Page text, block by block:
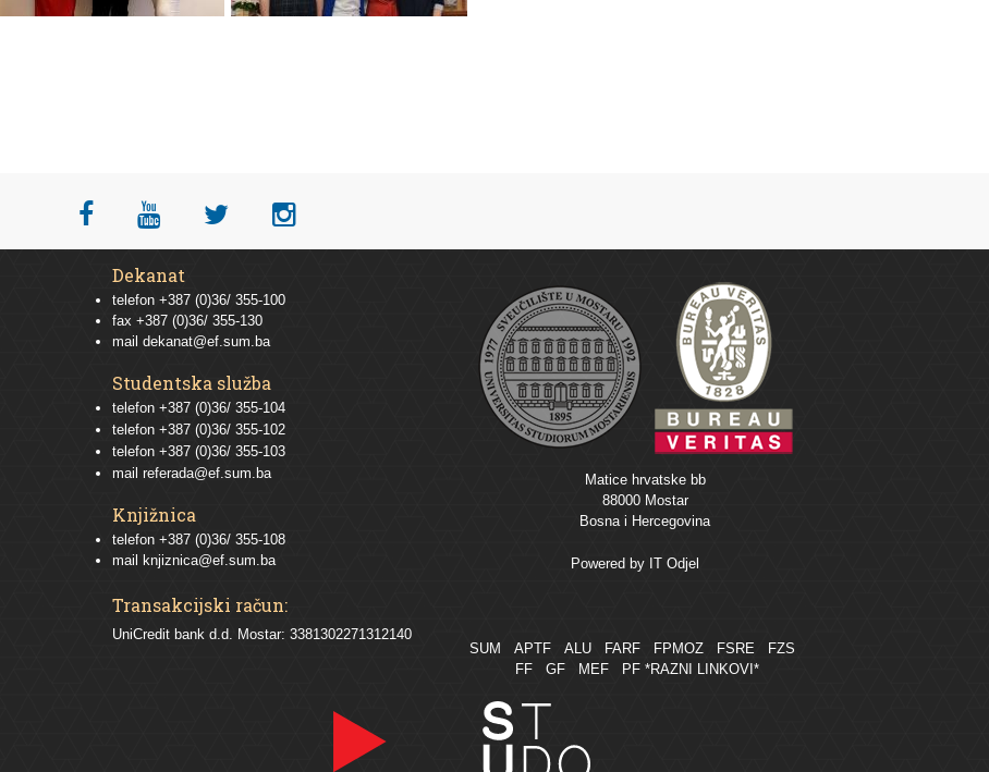
Dekanat
telefon +387 (0)36/ 355-100
fax +387 (0)36/ 355-130
mail dekanat@ef.sum.ba
Studentska služba
telefon +387 (0)36/ 355-104
telefon +387 (0)36/ 355-102
telefon +387 (0)36/ 355-103
mail referada@ef.sum.ba
Knjižnica
telefon +387 (0)36/ 355-108
mail
knjiznica@ef.sum.ba
Transakcijski račun:
UniCredit bank d.d. Mostar: 3381302271312140
Matice hrvatske bb
88000 Mostar
Bosna i Hercegovina
Powered by IT Odjel
SUM APTF ALU FARF FPMOZ FSRE
FZS
FF
GF MEF PF *RAZNI LINKOVI*